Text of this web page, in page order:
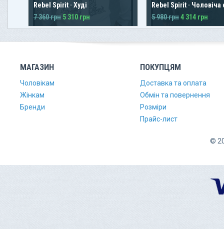
Rebel Spirit · Худі
7 360 грн 5 310 грн
Rebel Spirit · Чоловіча
5 980 грн4 314 грн
МАГАЗИН
Чоловікам
Жінкам
Бренди
ПОКУПЦЯМ
Доставка та оплата
Обмін та повернення
Розміри
Прайс-лист
©